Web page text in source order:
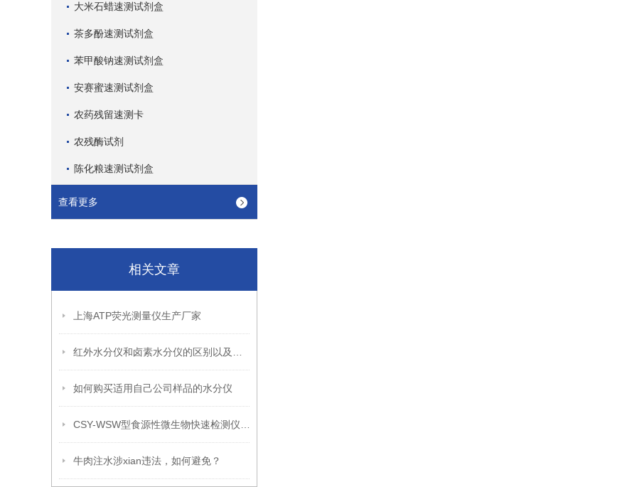
大米石蜡速测试剂盒
茶多酚速测试剂盒
苯甲酸钠速测试剂盒
安赛蜜速测试剂盒
农药残留速测卡
农残酶试剂
陈化粮速测试剂盒
查看更多
相关文章
上海ATP荧光测量仪生产厂家
如何购买适用自己公司样品的水分仪
牛肉注水涉xian违法，如何避免？